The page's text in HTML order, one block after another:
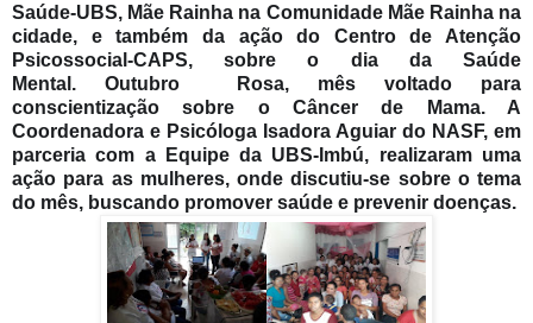
Saúde-UBS, Mãe Rainha na Comunidade Mãe Rainha na
cidade, e também da ação do Centro de Atenção
Psicossocial-CAPS, sobre o dia da Saúde
Mental. Outubro Rosa, mês voltado para
conscientização sobre o Câncer de Mama. A
Coordenadora e Psicóloga Isadora Aguiar do NASF, em
parceria com a Equipe da UBS-Imbú, realizaram uma
ação para as mulheres, onde discutiu-se sobre o tema
do mês, buscando promover saúde e prevenir doenças.